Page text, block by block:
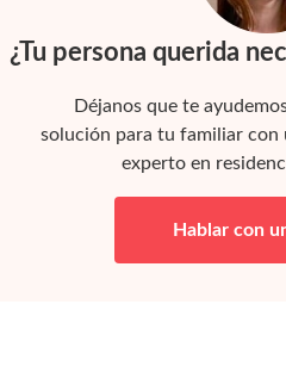
¿Tu persona querida
Déjanos que te
solución para tu familiar con
experto en
Hablar con